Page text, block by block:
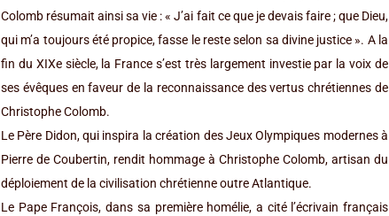
Colomb résumait ainsi sa vie : « J’ai fait ce que je devais faire ; que Dieu,
qui m’a toujours été propice, fasse le reste selon sa divine justice ». A la
fin du XIXe siècle, la France s’est très largement investie par la voix de
ses évêques en faveur de la reconnaissance des vertus chrétiennes de
Christophe Colomb.
Le Père Didon, qui inspira la création des Jeux Olympiques modernes à
Pierre de Coubertin, rendit hommage à Christophe Colomb, artisan du
déploiement de la civilisation chrétienne outre Atlantique.
Le Pape François, dans sa première homélie, a cité l’écrivain français